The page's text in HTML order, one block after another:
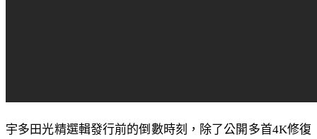
宇多田光精選輯發行前的倒數時刻，除了公開多首4K修復